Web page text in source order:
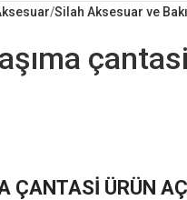
Silah Aksesuar ve
çantasi
ÇANTASİ ÜRÜN